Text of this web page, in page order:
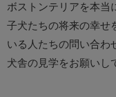
ボストンテリアを本当
子犬たちの将来の幸せ
いる人たちの問い合わ
犬舎の見学をお願いし